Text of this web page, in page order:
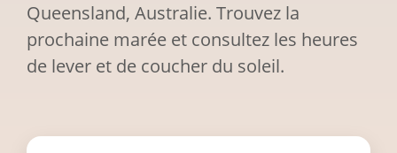
Queensland, Australie. Trouvez la
prochaine marée et consultez les heures
de lever et de coucher du soleil.